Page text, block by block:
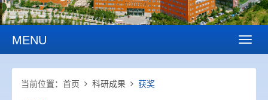
MENU
当前位置： 首页 科研成果 获奖